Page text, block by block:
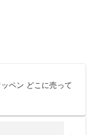
ペン どこに売って